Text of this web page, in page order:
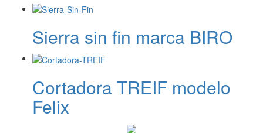
Sierra sin fin marca BIRO
Cortadora TREIF modelo
Felix